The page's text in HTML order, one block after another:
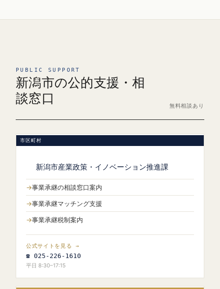
PUBLIC SUPPORT
新潟市の公的支援・相
談窓口
無料相談あり
市区町村
新潟市産業政策・イノベーション推進課
事業承継の相談窓口案内
事業承継マッチング支援
事業承継税制案内
公式サイトを見る →
☎ 025-226-1610
平日 8:30–17:15